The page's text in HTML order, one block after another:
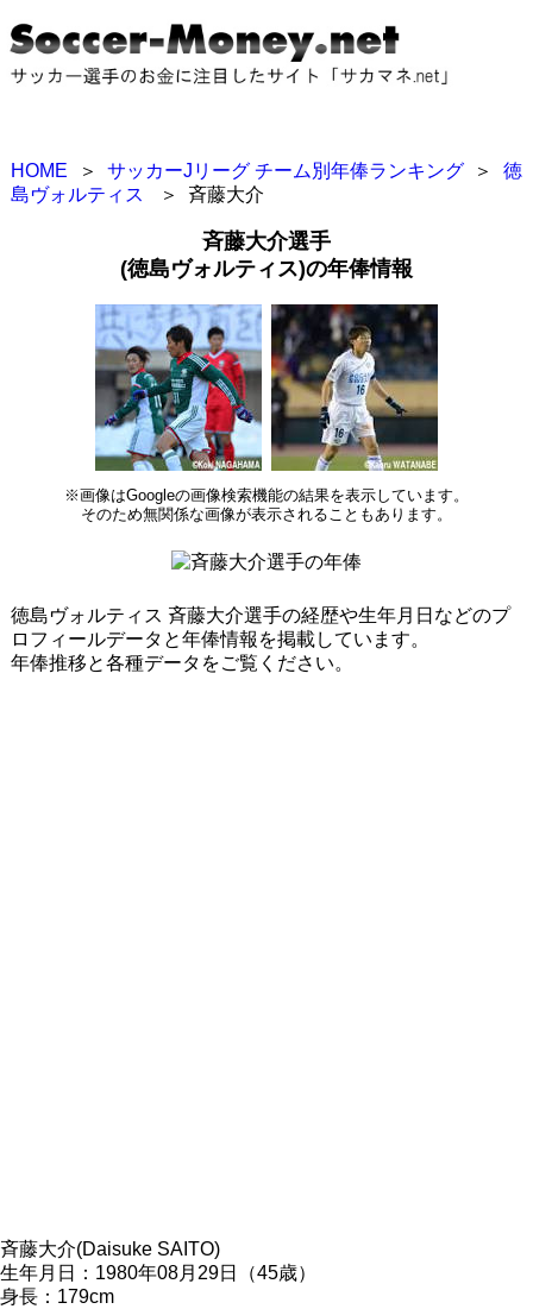
HOME ＞ サッカーJリーグ チーム別年俸ランキング ＞
徳
島ヴォルティス
＞ 斉藤大介
斉藤大介選手
(徳島ヴォルティス)の年俸情報
※画像はGoogleの画像検索機能の結果を表示しています。
そのため無関係な画像が表示されることもあります。
徳島ヴォルティス 斉藤大介選手の経歴や生年月日などのプ
ロフィールデータと年俸情報を掲載しています。
年俸推移と各種データをご覧ください。
斉藤大介(Daisuke SAITO)
生年月日：1980年08月29日（45歳）
身長：179cm